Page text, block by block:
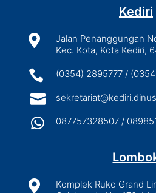
Kediri

Jalan Penanggungan
Kec. Kota, Kota Kediri,
 (0354) 2895777 /

 087757328507 /

Komplek Ruko Grand